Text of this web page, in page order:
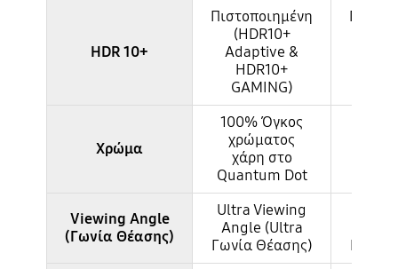
HDR 10+
Πιστοποιημένη
(HDR10+
Adaptive &
HDR10+
GAMING)
Χρώμα
100% Όγκος
χρώματος
χάρη στο
Quantum Dot
Viewing Angle
(Γωνία Θέασης)
Ultra Viewing
Angle (Ultra
Γωνία Θέασης)
Γωνία